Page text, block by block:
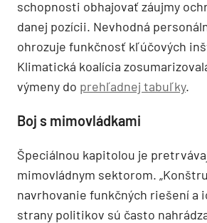
schopnosti obhajovať záujmy
danej pozícii. Nevhodná
ohrozuje funkčnosť kľúčových
Klimatická koalícia
výmeny do prehľadnej tabuľky.
Boj s mimovládkami
Špeciálnou kapitolou je
mimovládnym sektorom.
navrhovanie funkčných riešení a
strany politikov sú často